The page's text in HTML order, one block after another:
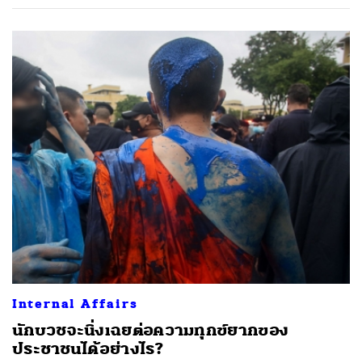
Internal Affairs
นักบวชจะนิ่งเฉยต่อความทุกข์ยากของ
ประชาชนได้อย่างไร?